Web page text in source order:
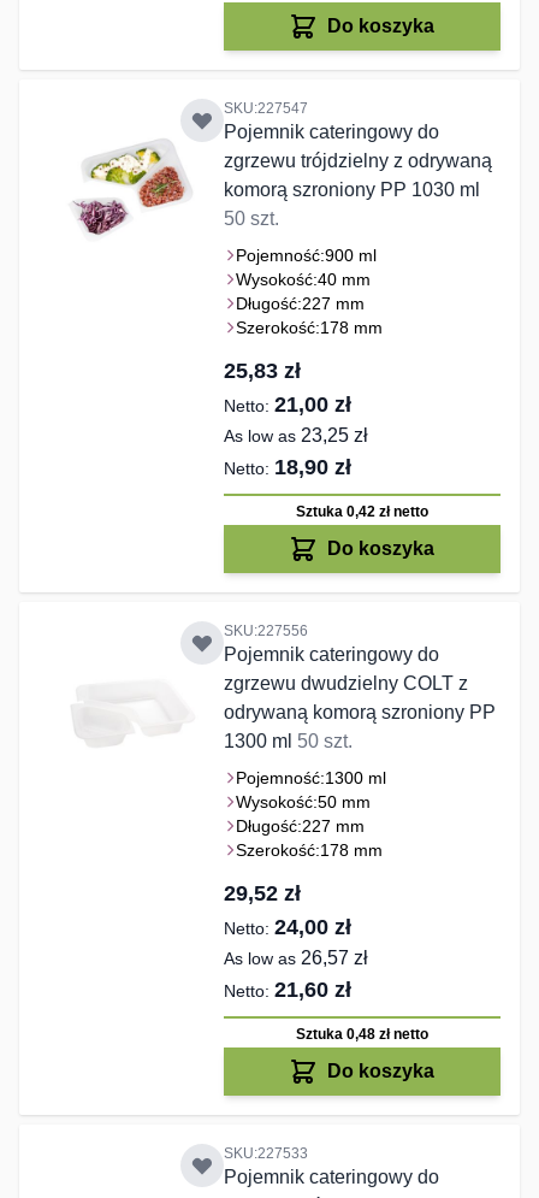
Do koszyka
SKU:227547
Pojemnik cateringowy do
zgrzewu trójdzielny z odrywaną
komorą szroniony PP 1030 ml
50 szt.
Pojemność:900 ml
Wysokość:40 mm
Długość:227 mm
Szerokość:178 mm
25,83 zł
21,00 zł
As low as 23,25 zł
18,90 zł
Sztuka 0,42 złnetto
Do koszyka
SKU:227556
Pojemnik cateringowy do
zgrzewu dwudzielny COLT z
odrywaną komorą szroniony PP
1300 ml 50 szt.
Pojemność:1300 ml
Wysokość:50 mm
Długość:227 mm
Szerokość:178 mm
29,52 zł
24,00 zł
As low as 26,57 zł
21,60 zł
Sztuka 0,48 złnetto
Do koszyka
SKU:227533
Pojemnik cateringowy do